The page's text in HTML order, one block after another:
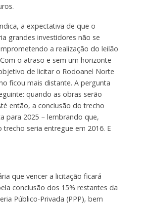
a expectativa de que o
grandes investidores não se
a realização do leilão
o atraso e sem um horizonte
de licitar o Rodoanel Norte
ficou mais distante. A pergunta
quando as obras serão
então, a conclusão do trecho
para 2025 – lembrando que,
trecho seria entregue em 2016. E
que vencer a licitação ficará
conclusão dos 15% restantes da
Público-Privada (PPP), bem